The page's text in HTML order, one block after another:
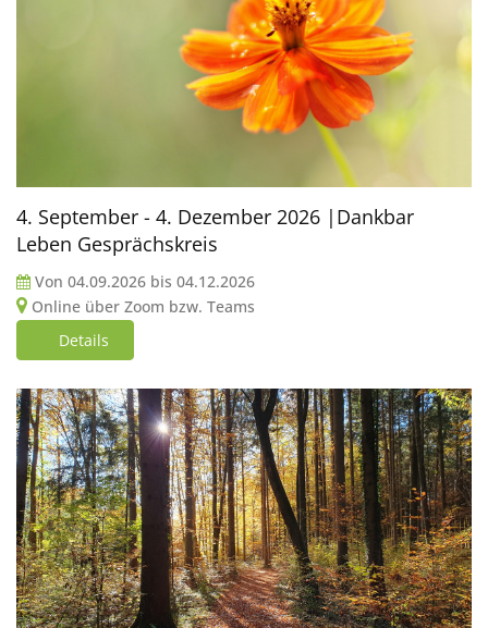
4. September - 4. Dezember 2026 |Dankbar
Leben Gesprächskreis
Von 04.09.2026 bis 04.12.2026
Online über Zoom bzw. Teams
Details